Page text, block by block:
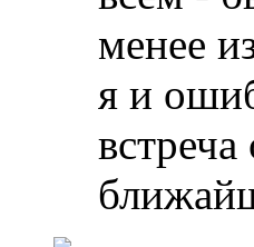
менее
я и